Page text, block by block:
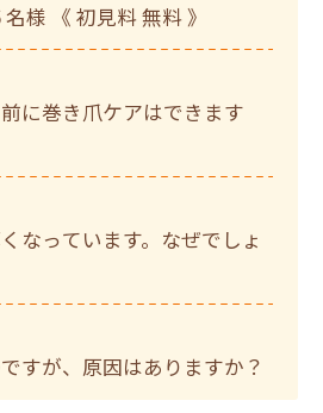
様 《 初見料 無料 》
に巻き爪ケアはできます
なっています。なぜでしょ
すが、原因はありますか？